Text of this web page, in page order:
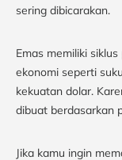
sering dibicarakan.
Emas memiliki
ekonomi seperti
kekuatan dolar.
dibuat berdasarkan
Jika kamu ingin